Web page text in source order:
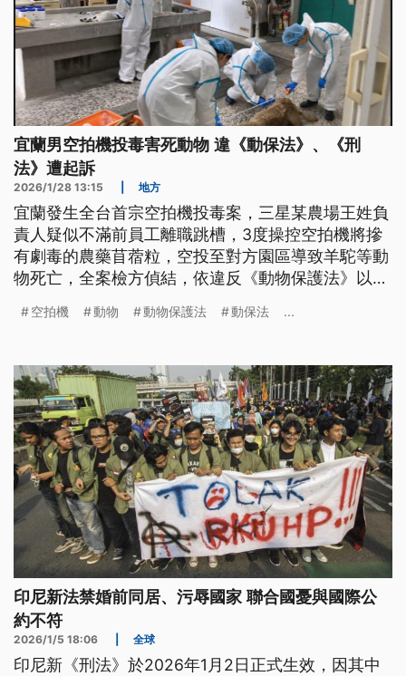
宜蘭男空拍機投毒害死動物 違《動保法》、《刑
法》遭起訴
2026/1/28 13:15 地方
宜蘭發生全台首宗空拍機投毒案，三星某農場王姓負
責人疑似不滿前員工離職跳槽，3度操控空拍機將摻
有劇毒的農藥苜蓿粒，空投至對方園區導致羊駝等動
物死亡，全案檢方偵結，依違反《動物保護法》以及
因此向法院請求從重量刑。
空拍機 動物 動物保護法 動保法 ...
印尼新法禁婚前同居、污辱國家 聯合國憂與國際公
約不符
2026/1/5 18:06 全球
印尼新《刑法》於2026年1月2日正式生效，因其中